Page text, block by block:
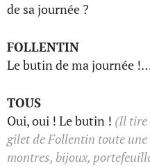
de sa journée ?
FOLLENTIN
Le butin de ma journée
TOUS
Oui, oui ! Le butin ! (Il tire
gilet de Follentin toute
montres, bijoux,